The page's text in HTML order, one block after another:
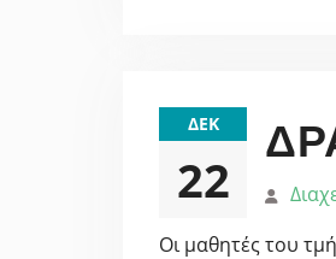
ΔΕΚ
22
Οι μαθητές του